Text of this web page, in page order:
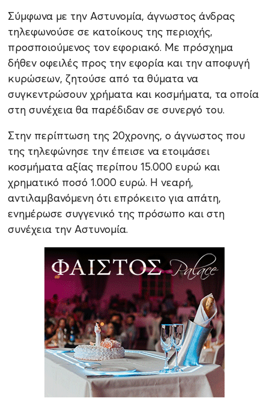
Σύμφωνα με την Αστυνομία, άγνωστος άνδρας
τηλεφωνούσε σε κατοίκους της περιοχής,
προσποιούμενος τον εφοριακό. Με πρόσχημα
δήθεν οφειλές προς την εφορία και την αποφυγή
κυρώσεων, ζητούσε από τα θύματα να
συγκεντρώσουν χρήματα και κοσμήματα, τα οποία
στη συνέχεια θα παρέδιδαν σε συνεργό του.
Στην περίπτωση της 20χρονης, ο άγνωστος που
της τηλεφώνησε την έπεισε να ετοιμάσει
κοσμήματα αξίας περίπου 15.000 ευρώ και
χρηματικό ποσό 1.000 ευρώ. Η νεαρή,
αντιλαμβανόμενη ότι επρόκειτο για απάτη,
ενημέρωσε συγγενικό της πρόσωπο και στη
συνέχεια την Αστυνομία.